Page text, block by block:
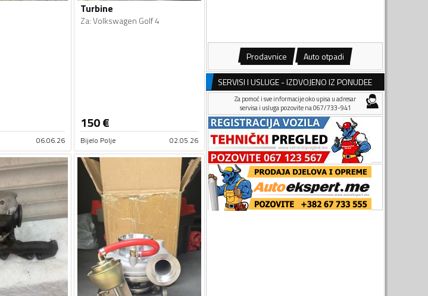
06.06.26
Turbine
Za:Volkswagen Golf 4
150€
Bijelo Polje 02.05.26
Prodavnice Auto otpadi
SERVISI I USLUGE - IZDVOJENO IZ PONUDEE
Za pomoć i sve informacije oko upisa u adresar
servisa i usluga pozovite na 067/733-941